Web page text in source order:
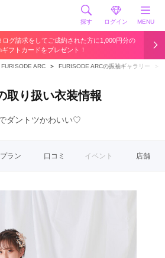
探す ログイン MENU
グ請求をしてご成約された方に1,000円分の
フトカードをプレゼント！
FURISODE ARC ＞ FURISODE ARCの振袖ギャラリー ＞
取り扱い衣装情報
ダントツかわいい♡
プラン 口コミ イベント 店舗